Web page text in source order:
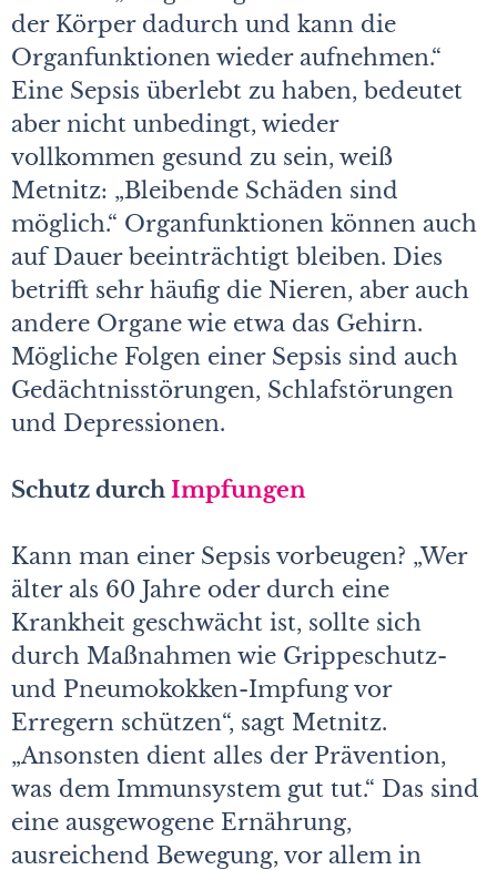
der Körper dadurch und kann die
Organfunktionen wieder aufnehmen.“
Eine Sepsis überlebt zu haben, bedeutet
aber nicht unbedingt, wieder
vollkommen gesund zu sein, weiß
Metnitz: „Bleibende Schäden sind
möglich.“ Organfunktionen können auch
auf Dauer beeinträchtigt bleiben. Dies
betrifft sehr häufig die Nieren, aber auch
andere Organe wie etwa das Gehirn.
Mögliche Folgen einer Sepsis sind auch
Gedächtnisstörungen, Schlafstörungen
und Depressionen.
Schutz durch Impfungen
Kann man einer Sepsis vorbeugen? „Wer
älter als 60 Jahre oder durch eine
Krankheit geschwächt ist, sollte sich
durch Maßnahmen wie Grippeschutz-
und Pneumokokken-Impfung vor
Erregern schützen“, sagt Metnitz.
„Ansonsten dient alles der Prävention,
was dem Immunsystem gut tut.“ Das sind
eine ausgewogene Ernährung,
ausreichend Bewegung, vor allem in